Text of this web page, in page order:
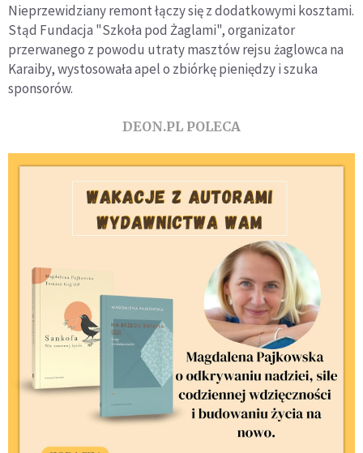
Nieprzewidziany remont łączy się z dodatkowymi kosztami.
Stąd Fundacja "Szkoła pod Żaglami", organizator
przerwanego z powodu utraty masztów rejsu żaglowca na
Karaiby, wystosowała apel o zbiórkę pieniędzy i szuka
sponsorów.
DEON.PL POLECA